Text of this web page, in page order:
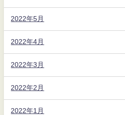
2022年5月
2022年4月
2022年3月
2022年2月
2022年1月